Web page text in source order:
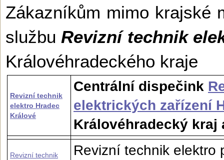
Zákazníkům mimo krajské
službuRevizní technik
Královéhradec­kého kraje
Revizní technik
elektro Hradec
Králové
Centrální dispečink
elektrických zařízení
Královéhradecký kraj
Revizní technik
Revizní technik elektro